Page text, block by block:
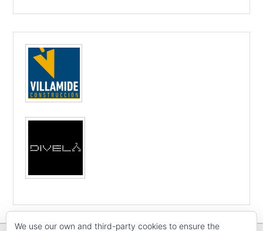
We use our own and third-party cookies to ensure the